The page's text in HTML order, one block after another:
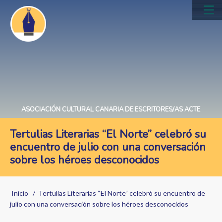
Pasar
contenido
principal
ASOCIACIÓN CULTURAL CANARIA DE ESCRITORES/AS ACTE
Tertulias Literarias “El Norte” celebró su
encuentro de julio con una conversación
sobre los héroes desconocidos
Sobrescribir
enlaces
Inicio
Tertulias Literarias “El Norte” celebró su encuentro de
julio con una conversación sobre los héroes desconocidos